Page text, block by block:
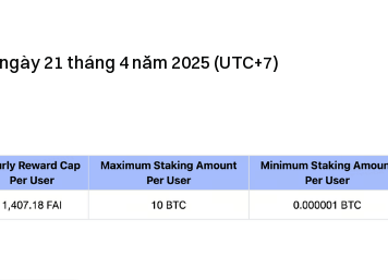
21 tháng 4 năm 2025 (UTC+7)